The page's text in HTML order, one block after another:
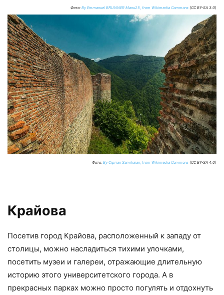
Фото: By Emmanuel BRUNNER Manu25, from Wikimedia Commons (CC BY-SA 3.0)
Фото: By Ciprian Samihaian, from Wikimedia Commons (CC BY-SA 4.0)
Крайова
Посетив город Крайова, расположенный к западу от
столицы, можно насладиться тихими улочками,
посетить музеи и галереи, отражающие длительную
историю этого университетского города. А в
прекрасных парках можно просто погулять и отдохнуть